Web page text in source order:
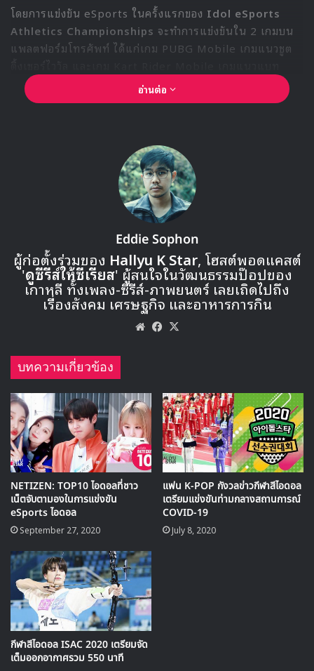
โดยการแข่งขัน eSports ในครั้งแรกของ Idol eSports
Athletics Championships จะทำการแข่งขันใน 2 เกมบน
แพลตฟอร์มโทรศัพท์ ได้แก่เกม PUBG Mobile เกมแนวชูต
เทิลเรซซิง
🎙GYUBIN ปลื้มเมืองไทยขนาดไหน? ถึงกลับมาถ่าย
MV เพลงใหม่ LIKE U 100 ที่กรุงเทพ
ในการแข่งขันครั้งนี้จะได้ ชินดง Super Junior มาทำหน้าที่
ดำเนินรายการร่วมกับทร็อตสตาร์ ฮงจินยอง ร่วมด้วยนักแคสต์
เกมชื่อดังของเกาหลีอย่าง จอนยงจุน และ คิมแดกยอม
อ่านต่อ
Eddie Sophon
ผู้ก่อตั้งร่วมของ Hallyu K Star, โฮสต์พอดแคสต์
'ดูซีรีส์ให้ซีเรียส' ผู้สนใจในวัฒนธรรมป๊อปของ
เกาหลี ทั้งเพลง-ซีรีส์-ภาพยนตร์ เลยเถิดไปถึง
เรื่องสังคม เศรษฐกิจ และอาหารการกิน
WebsiteFacebook
บทความเกี่ยวข้อง
NETIZEN: TOP10 ไอดอลที่ชาว
เน็ตจับตามองในการแข่งขัน
eSports ไอดอล
September 27, 2020
แฟน K-POP กังวลข่าวกีฬาสีไอดอล
เตรียมแข่งขันท่ามกลางสถานการณ์
COVID-19
July 8, 2020
กีฬาสีไอดอล ISAC 2020 เตรียมจัด
เต็มออกอากาศรวม 550 นาที